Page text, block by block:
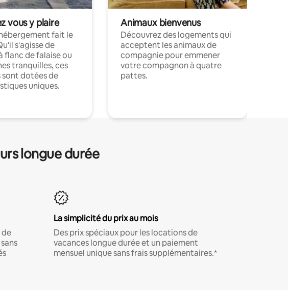
vous y plaire
fait le
s'agisse de
flanc de falaise ou
tranquilles, ces
dotées de
uniques.
Animaux bienvenus
Découvrez des logements qui
acceptent les animaux de
compagnie pour emmener
votre compagnon à quatre
pattes.
longue durée
de
La simplicité du prix au mois
Des prix spéciaux pour les locations de
vacances longue durée et un paiement
mensuel unique sans frais supplémentaires.*